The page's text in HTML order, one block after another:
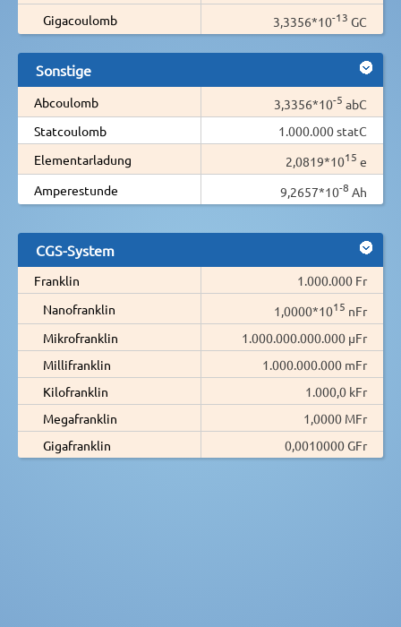
Gigacoulomb
3,3356*10-13 GC
Sonstige
Abcoulomb 3,3356*10-5 abC
Statcoulomb
1.000.000 statC
Elementarladung
2,0819*1015 e
Amperestunde
9,2657*10-8 Ah
CGS-System
Franklin
1.000.000 Fr
Nanofranklin
1,0000*1015 nFr
Mikrofranklin
1.000.000.000.000 µFr
Millifranklin
1.000.000.000 mFr
Kilofranklin
1.000,0 kFr
Megafranklin
1,0000 MFr
Gigafranklin
0,0010000 GFr